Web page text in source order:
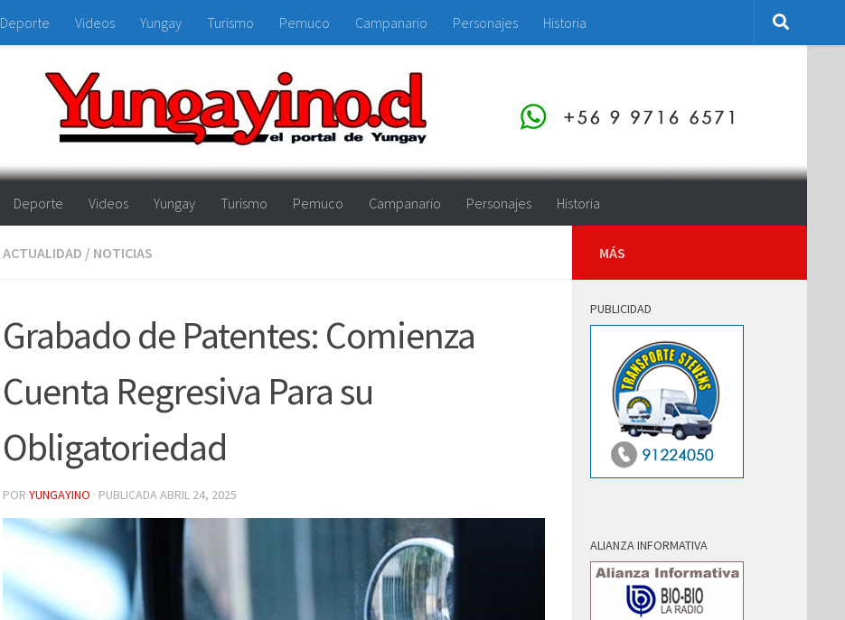
Deporte Videos Yungay Turismo Pemuco Campanario Personajes Historia
Deporte Videos Yungay Turismo Pemuco Campanario Personajes Historia
ACTUALIDAD / NOTICIAS
Grabado de Patentes: Comienza
Cuenta Regresiva Para su
Obligatoriedad
POR YUNGAYINO · PUBLICADAABRIL 24, 2025
MÁS
PUBLICIDAD
ALIANZA INFORMATIVA